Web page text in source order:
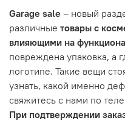
Garage sale – новый
различные товары с
влияющими на
повреждена упаковка, а
логотипе. Такие вещи
узнать, какой именно
свяжитесь с нами по
При подтверждении